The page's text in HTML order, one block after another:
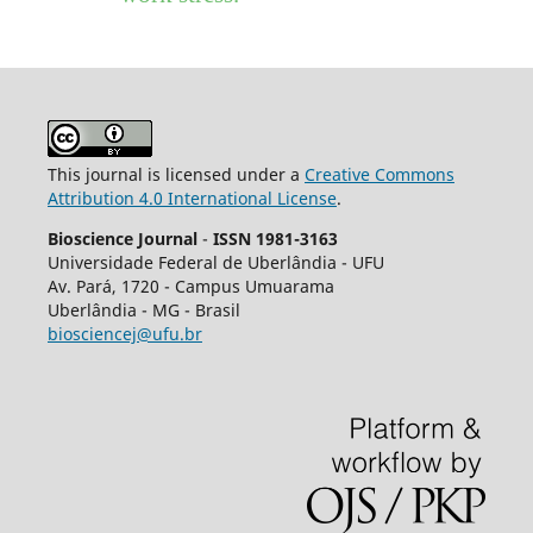
This journal is licensed under a Creative Commons
Attribution 4.0 International License.
Bioscience Journal - ISSN 1981-3163
Universidade Federal de Uberlândia - UFU
Av. Pará, 1720 - Campus Umuarama
Uberlândia - MG - Brasil
biosciencej@ufu.br